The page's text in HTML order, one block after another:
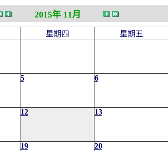
2015年 11月
星期四 星期五
5 6
12 13
19 20